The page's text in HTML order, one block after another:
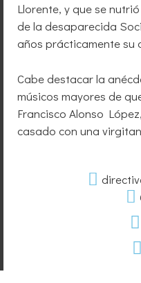
Llorente, y que se
de la desaparecida
años prácticamente
Cabe destacar la
músicos mayores de
Francisco Alonso
casado con una